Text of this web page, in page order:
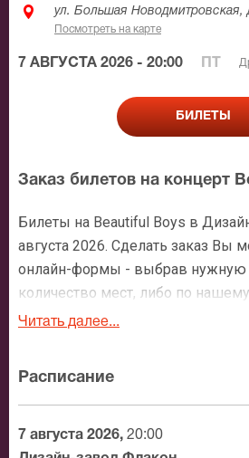
ул. Большая Новодмитровская,
Посмотреть на карте
7 АВГУСТА 2026 - 20:00
БИЛЕТЫ
Заказ билетов на концерт
Билеты на Beautiful Boys в
августа 2026. Сделать заказ
онлайн-формы - выбрав нужную
количество мест, либо по
+7 (495) 921-35-00. После
мест в зрительном зале, о том как
утвердит адрес доставки.
Официальные билеты на
Читать далее...
Расписание
7 августа 2026, 20:00